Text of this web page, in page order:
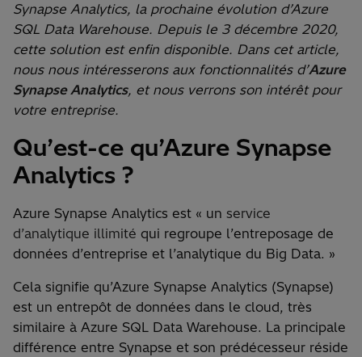
Synapse Analytics, la prochaine évolution d’Azure
SQL Data Warehouse. Depuis le 3 décembre 2020,
cette solution est enfin disponible. Dans cet article,
nous nous intéresserons aux fonctionnalités d’Azure
Synapse Analytics, et nous verrons son intérêt pour
votre entreprise.
Qu’est-ce qu’Azure Synapse
Analytics ?
Azure Synapse Analytics est « un service
d’analytique illimité qui regroupe l’entreposage de
données d’entreprise et l’analytique du Big Data. »
Cela signifie qu’Azure Synapse Analytics (Synapse)
est un entrepôt de données dans le cloud, très
similaire à Azure SQL Data Warehouse. La principale
différence entre Synapse et son prédécesseur réside